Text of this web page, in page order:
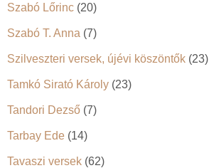
Szabó Lőrinc (20)
Szabó T. Anna (7)
Szilveszteri versek, újévi köszöntők (23)
Tamkó Sirató Károly (23)
Tandori Dezső (7)
Tarbay Ede (14)
Tavaszi versek (62)